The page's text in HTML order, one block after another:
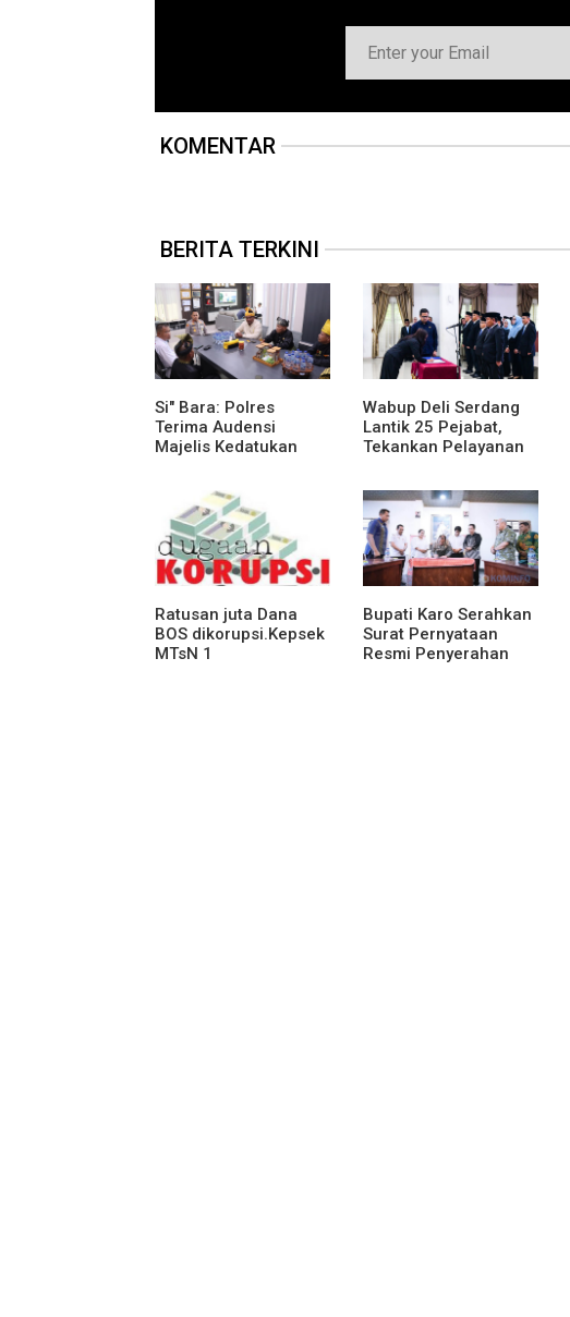
KOMENTAR
BERITA TERKINI
Si" Bara: Polres
Terima Audensi
Majelis Kedatukan
Wabup Deli Serdang
Lantik 25 Pejabat,
Tekankan Pelayanan
Humanis
Ratusan juta Dana
BOS dikorupsi.Kepsek
MTsN 1
Bupati Karo Serahkan
Surat Pernyataan
Resmi Penyerahan